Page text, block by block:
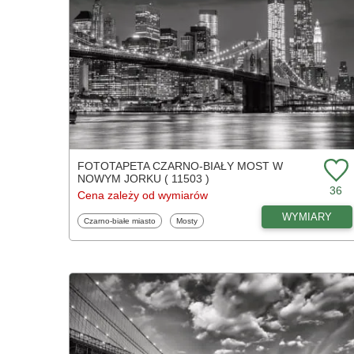
FOTOTAPETA CZARNO-BIAŁY MOST W
NOWYM JORKU ( 11503 )
Cena zależy od wymiarów
36
Fototapety
Czarno-białe miasto Fototapety
Mosty WYMIARY